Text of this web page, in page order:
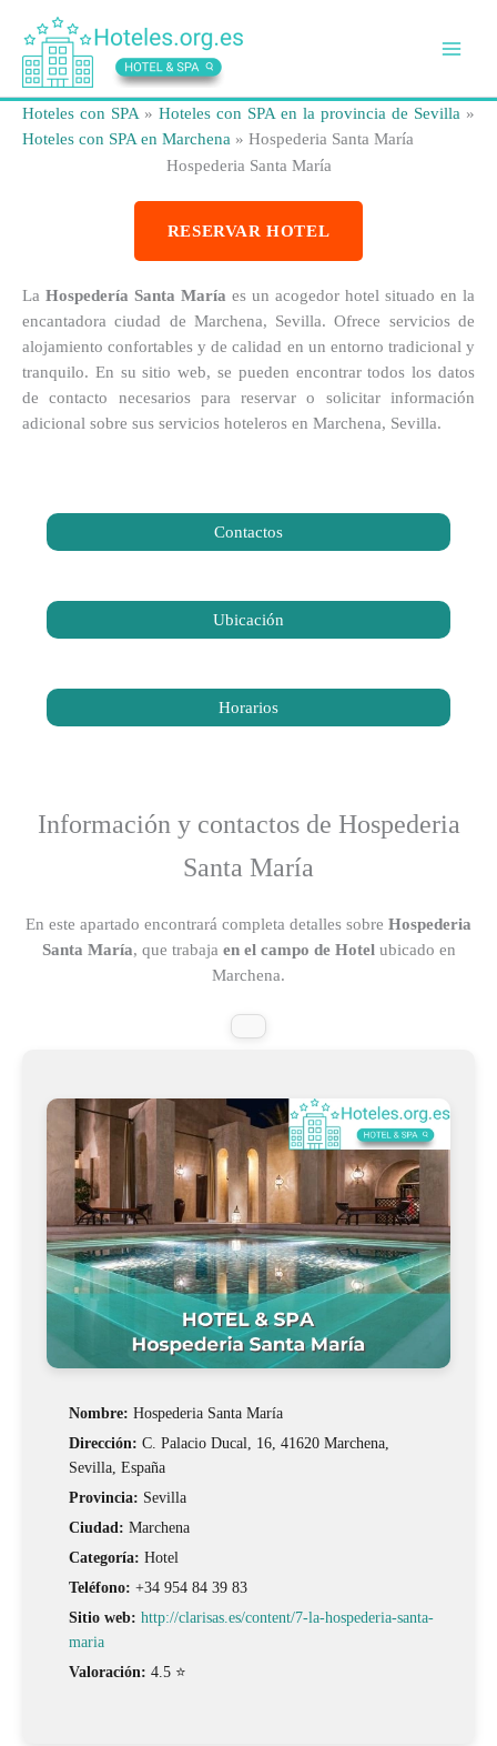
contenido
Hoteles con SPA » Hoteles con SPA en la provincia de Sevilla »
Hoteles con SPA en Marchena » Hospederia Santa María
Hospederia Santa María
RESERVAR HOTEL
La Hospedería Santa María es un acogedor hotel situado en la
encantadora ciudad de Marchena, Sevilla. Ofrece servicios de
alojamiento confortables y de calidad en un entorno tradicional y
tranquilo. En su sitio web, se pueden encontrar todos los datos
de contacto necesarios para reservar o solicitar información
adicional sobre sus servicios hoteleros en Marchena, Sevilla.
Contactos
Ubicación
Horarios
Información y contactos de Hospederia
Santa María
En este apartado encontrará completa detalles sobre Hospederia
Santa María, que trabaja en el campo de Hotel ubicado en
Marchena.
Nombre: Hospederia Santa María
Dirección: C. Palacio Ducal, 16, 41620 Marchena,
Sevilla, España
Provincia: Sevilla
Ciudad: Marchena
Categoría: Hotel
Teléfono: +34 954 84 39 83
Sitio web: http://clarisas.es/content/7-la-hospederia-santa-
maria
Valoración: 4.5 ⭐